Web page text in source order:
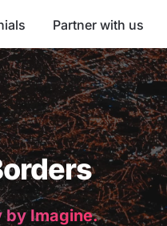
Partner with us
by Imagine.